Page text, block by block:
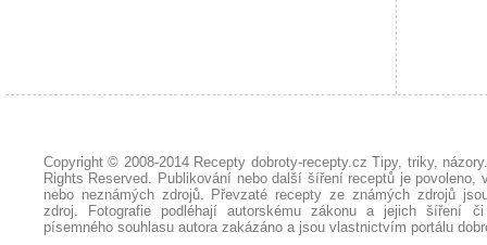
Copyright © 2008-2014 Recepty dobroty-recepty.cz Tipy, triky,
Rights Reserved. Publikování nebo další šíření receptů je povoleno,
nebo neznámých zdrojů. Převzaté recepty ze známých zdrojů
zdroj. Fotografie podléhají autorskému zákonu a jejich šíření
písemného souhlasu autora zakázáno a jsou vlastnictvím portálu